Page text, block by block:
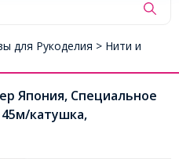
для Рукоделия > Нити и
Япония, Специальное
катушка,